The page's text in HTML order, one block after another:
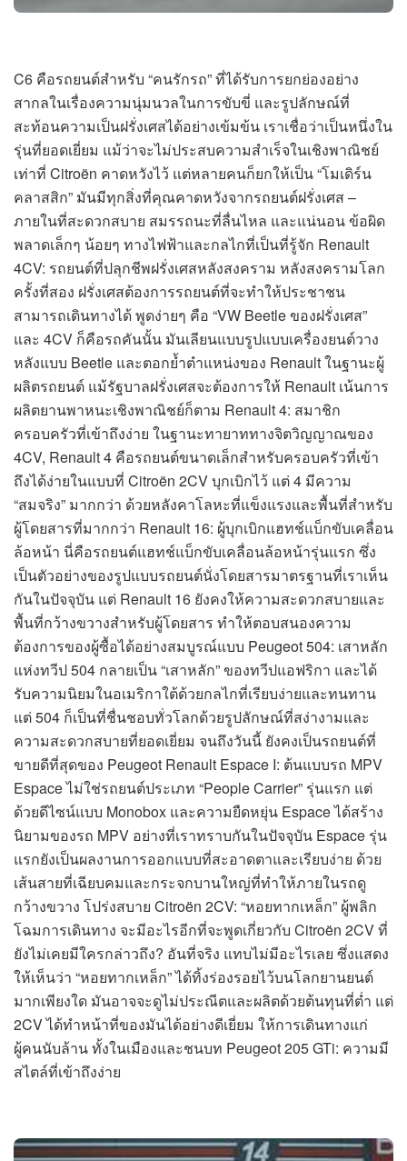
C6 คือรถยนต์สำหรับ “คนรักรถ” ที่ได้รับการยกย่องอย่าง
สากลในเรื่องความนุ่มนวลในการขับขี่ และรูปลักษณ์ที่
สะท้อนความเป็นฝรั่งเศสได้อย่างเข้มข้น เราเชื่อว่าเป็นหนึ่งใน
รุ่นที่ยอดเยี่ยม แม้ว่าจะไม่ประสบความสำเร็จในเชิงพาณิชย์
เท่าที่ Citroën คาดหวังไว้ แต่หลายคนก็ยกให้เป็น “โมเดิร์น
คลาสสิก” มันมีทุกสิ่งที่คุณคาดหวังจากรถยนต์ฝรั่งเศส –
ภายในที่สะดวกสบาย สมรรถนะที่ลื่นไหล และแน่นอน ข้อผิด
พลาดเล็กๆ น้อยๆ ทางไฟฟ้าและกลไกที่เป็นที่รู้จัก Renault
4CV: รถยนต์ที่ปลุกชีพฝรั่งเศสหลังสงคราม หลังสงครามโลก
ครั้งที่สอง ฝรั่งเศสต้องการรถยนต์ที่จะทำให้ประชาชน
สามารถเดินทางได้ พูดง่ายๆ คือ “VW Beetle ของฝรั่งเศส”
และ 4CV ก็คือรถคันนั้น มันเลียนแบบรูปแบบเครื่องยนต์วาง
หลังแบบ Beetle และตอกย้ำตำแหน่งของ Renault ในฐานะผู้
ผลิตรถยนต์ แม้รัฐบาลฝรั่งเศสจะต้องการให้ Renault เน้นการ
ผลิตยานพาหนะเชิงพาณิชย์ก็ตาม Renault 4: สมาชิก
ครอบครัวที่เข้าถึงง่าย ในฐานะทายาททางจิตวิญญาณของ
4CV, Renault 4 คือรถยนต์ขนาดเล็กสำหรับครอบครัวที่เข้า
ถึงได้ง่ายในแบบที่ Citroën 2CV บุกเบิกไว้ แต่ 4 มีความ
“สมจริง” มากกว่า ด้วยหลังคาโลหะที่แข็งแรงและพื้นที่สำหรับ
ผู้โดยสารที่มากกว่า Renault 16: ผู้บุกเบิกแฮทช์แบ็กขับเคลื่อน
ล้อหน้า นี่คือรถยนต์แฮทช์แบ็กขับเคลื่อนล้อหน้ารุ่นแรก ซึ่ง
เป็นตัวอย่างของรูปแบบรถยนต์นั่งโดยสารมาตรฐานที่เราเห็น
กันในปัจจุบัน แต่ Renault 16 ยังคงให้ความสะดวกสบายและ
พื้นที่กว้างขวางสำหรับผู้โดยสาร ทำให้ตอบสนองความ
ต้องการของผู้ซื้อได้อย่างสมบูรณ์แบบ Peugeot 504: เสาหลัก
แห่งทวีป 504 กลายเป็น “เสาหลัก” ของทวีปแอฟริกา และได้
รับความนิยมในอเมริกาใต้ด้วยกลไกที่เรียบง่ายและทนทาน
แต่ 504 ก็เป็นที่ชื่นชอบทั่วโลกด้วยรูปลักษณ์ที่สง่างามและ
ความสะดวกสบายที่ยอดเยี่ยม จนถึงวันนี้ ยังคงเป็นรถยนต์ที่
ขายดีที่สุดของ Peugeot Renault Espace I: ต้นแบบรถ MPV
Espace ไม่ใช่รถยนต์ประเภท “People Carrier” รุ่นแรก แต่
ด้วยดีไซน์แบบ Monobox และความยืดหยุ่น Espace ได้สร้าง
นิยามของรถ MPV อย่างที่เราทราบกันในปัจจุบัน Espace รุ่น
แรกยังเป็นผลงานการออกแบบที่สะอาดตาและเรียบง่าย ด้วย
เส้นสายที่เฉียบคมและกระจกบานใหญ่ที่ทำให้ภายในรถดู
กว้างขวาง โปร่งสบาย Citroën 2CV: “หอยทากเหล็ก” ผู้พลิก
โฉมการเดินทาง จะมีอะไรอีกที่จะพูดเกี่ยวกับ Citroën 2CV ที่
ยังไม่เคยมีใครกล่าวถึง? อันที่จริง แทบไม่มีอะไรเลย ซึ่งแสดง
ให้เห็นว่า “หอยทากเหล็ก” ได้ทิ้งร่องรอยไว้บนโลกยานยนต์
มากเพียงใด มันอาจจะดูไม่ประณีตและผลิตด้วยต้นทุนที่ต่ำ แต่
2CV ได้ทำหน้าที่ของมันได้อย่างดีเยี่ยม ให้การเดินทางแก่
ผู้คนนับล้าน ทั้งในเมืองและชนบท Peugeot 205 GTi: ความมี
สไตล์ที่เข้าถึงง่าย